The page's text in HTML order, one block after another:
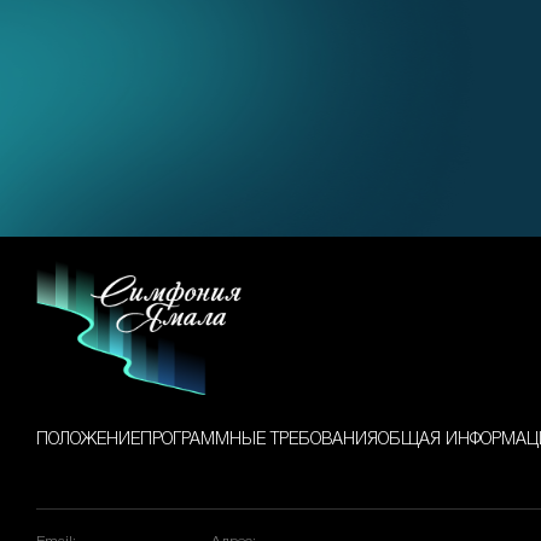
ПОЛОЖЕНИЕ ПРОГРАММНЫЕ ТРЕБОВАНИЯОБЩАЯ